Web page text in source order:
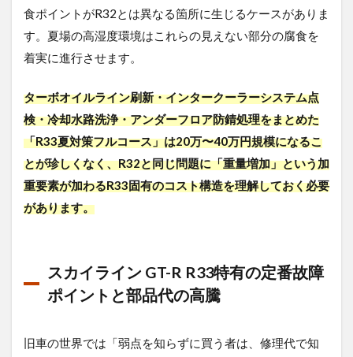
食ポイントがR32とは異なる箇所に生じるケースがありま
す。夏場の高湿度環境はこれらの見えない部分の腐食を
着実に進行させます。
ターボオイルライン刷新・インタークーラーシステム点
検・冷却水路洗浄・アンダーフロア防錆処理をまとめた
「R33夏対策フルコース」は20万〜40万円規模になるこ
とが珍しくなく、R32と同じ問題に「重量増加」という加
重要素が加わるR33固有のコスト構造を理解しておく必要
があります。
スカイライン GT-R R33特有の定番故障
ポイントと部品代の高騰
旧車の世界では「弱点を知らずに買う者は、修理代で知